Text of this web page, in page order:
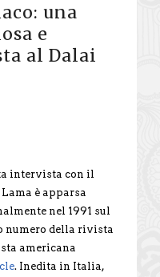
una
e
al Dalai
intervista con il
è apparsa
nel 1991 sul
numero della rivista
americana
. Inedita in Italia,